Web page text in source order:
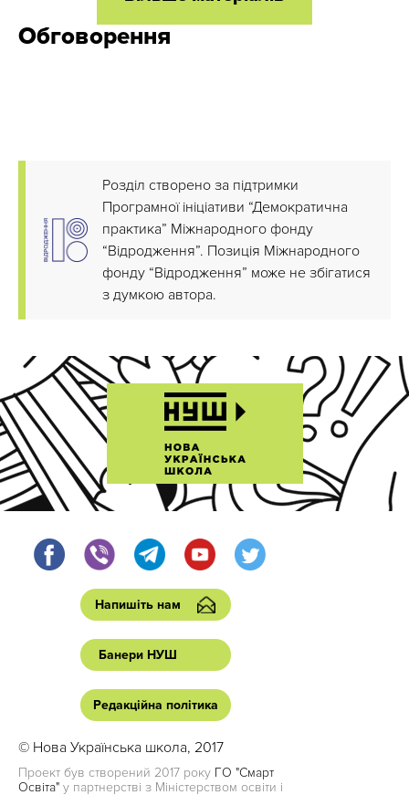
Обговорення
Розділ створено за підтримки
Програмної ініціативи “Демократична
практика” Міжнародного фонду
“Відродження”. Позиція Міжнародного
фонду “Відродження” може не збігатися
з думкою автора.
Напишіть нам
Банери НУШ
Редакційна політика
© Нова Українська школа, 2017
Проект був створений 2017 року ГО "Смарт
Освіта" у партнерстві з Міністерством освіти і